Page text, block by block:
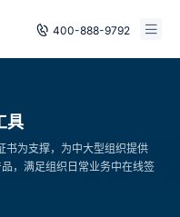
400-888-9792
录
具
书为支撑，为中大型组织提供
，满足组织日常业务中在线签